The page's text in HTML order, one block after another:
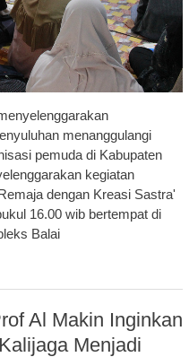
menanggulangi
pemuda di Kabupaten
kegiatan
dengan Kreasi Sastra'
16.00 wib bertempat di
Balai
Al Makin Inginkan
Menjadi